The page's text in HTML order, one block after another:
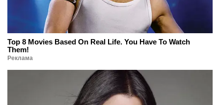
Top 8 Movies Based On Real Life. You Have To Watch
Them!
Реклама